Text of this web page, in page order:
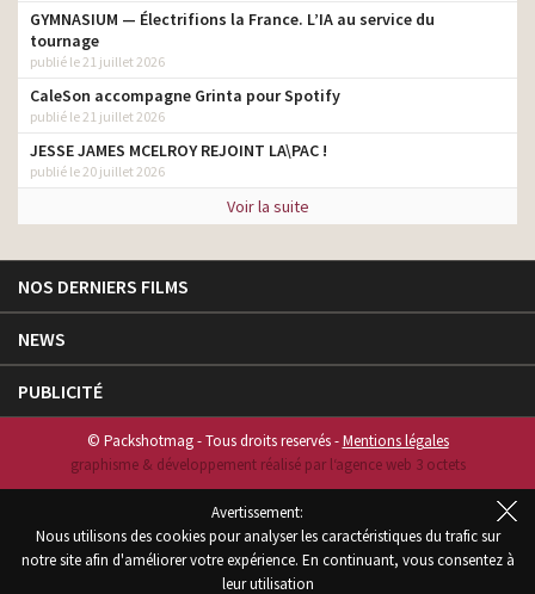
GYMNASIUM — Électrifions la France. L’IA au service du
tournage
publié le 21 juillet 2026
CaleSon accompagne Grinta pour Spotify
publié le 21 juillet 2026
JESSE JAMES MCELROY REJOINT LA\PAC !
publié le 20 juillet 2026
Voir la suite
NOS DERNIERS FILMS
NEWS
PUBLICITÉ
© Packshotmag - Tous droits reservés -Mentions légales
graphisme & développement réalisé par l‘agence web 3 octets
Avertissement:
Nous utilisons des cookies pour analyser les caractéristiques du trafic sur
notre site afin d'améliorer votre expérience. En continuant, vous consentez à
leur utilisation